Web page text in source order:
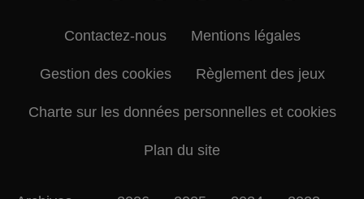
Contactez-nous Mentions légales
Gestion des cookies Règlement des jeux
Charte sur les données personnelles et cookies
Plan du site